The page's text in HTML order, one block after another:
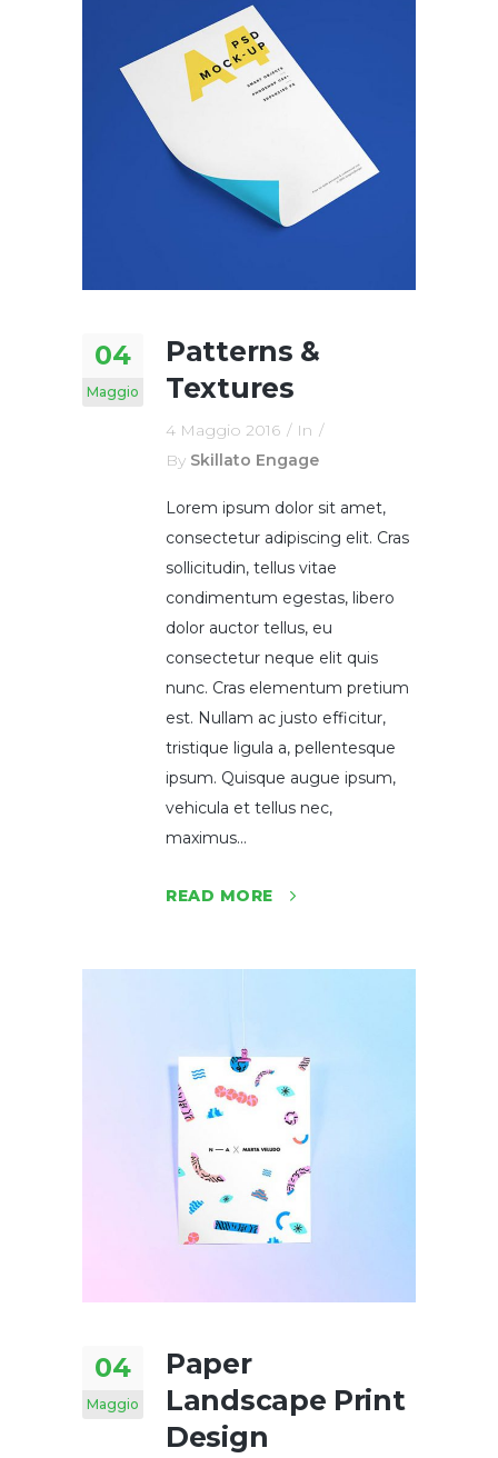
04
Maggio
Patterns &
Textures
4 Maggio 2016
In
By Skillato Engage
Lorem ipsum dolor sit amet,
consectetur adipiscing elit. Cras
sollicitudin, tellus vitae
condimentum egestas, libero
dolor auctor tellus, eu
consectetur neque elit quis
nunc. Cras elementum pretium
est. Nullam ac justo efficitur,
tristique ligula a, pellentesque
ipsum. Quisque augue ipsum,
vehicula et tellus nec,
maximus...
READ MORE
04
Maggio
Paper
Landscape Print
Design